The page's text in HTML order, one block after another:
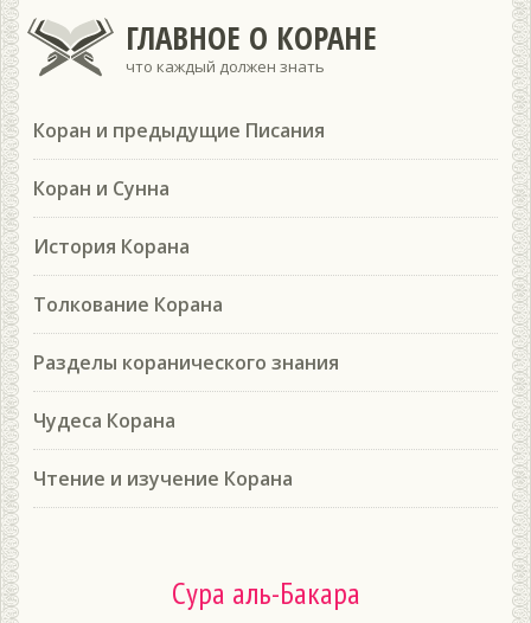
ГЛАВНОЕ О КОРАНЕ
что каждый должен знать
Коран и предыдущие Писания
Коран и Сунна
История Корана
Толкование Корана
Разделы коранического знания
Чудеса Корана
Чтение и изучение Корана
Сура аль-Бакара